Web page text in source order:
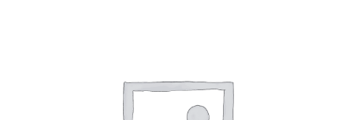
Заказ проекта освещения